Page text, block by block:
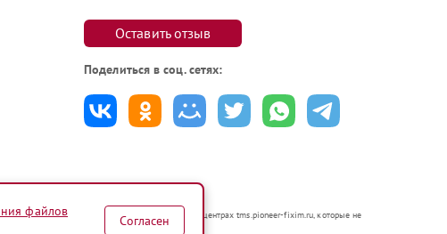
Оставить отзыв
Поделиться в соц. сетях:
оказываются в неавторизованных сервисных центрах tms.pioneer-fixim.ru, которые не
файлов
Согласен